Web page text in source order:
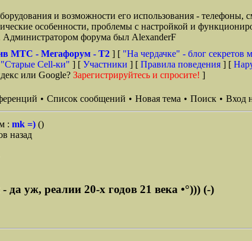
и возможности его использования - телефоны,
особенности, проблемы с настройкой и
Администратором форума был AlexanderF
МТС - Мегафорум - T2 ] [ "На чердачке" - блог секретов
Сell-ки" ] [ Участники ] [ Правила поведения ] [
или Google? Зарегистрируйтесь и спросите! ]
• Список сообщений • Новая тема • Поиск • Вход
: mk =) ()
назад
да уж, реалии 20-х годов 21 века •°))) (-)